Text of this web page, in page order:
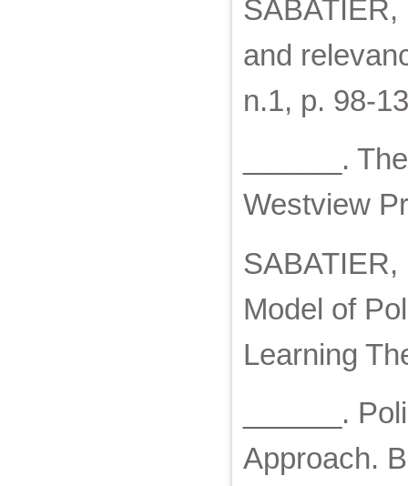
SABATIER,
and
n.1, p. 98-
______.
Westview
SABATIER,
Model of
Learning
______.
Approach.